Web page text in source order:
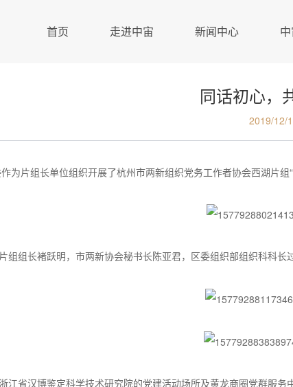
首页 走进中宙 新闻中心
同话初心，
2019/12/
为片组长单位组织开展了杭州市两新组织党务工作者协会西湖片组
组组长褚跃明，市两新协会秘书长陈亚君，区委组织部组织科科长
江省汉博鉴定科学技术研究院的党建活动场所及黄龙商圈党群服务